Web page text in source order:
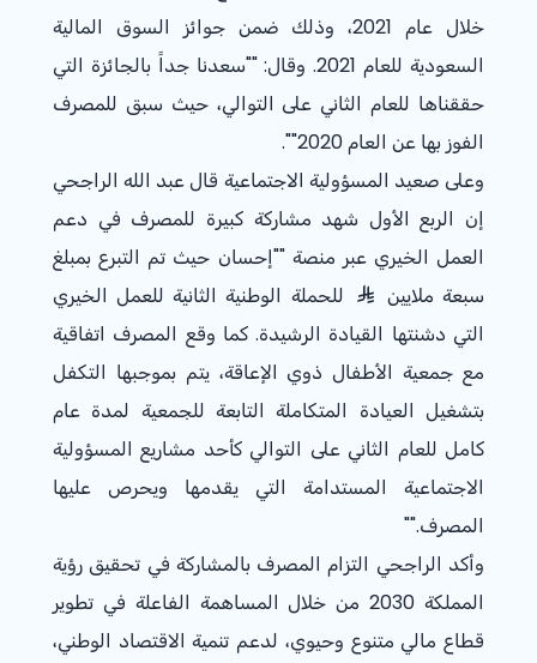
خلال عام 2021، وذلك ضمن جوائز السوق المالية
السعودية للعام 2021. وقال: ""سعدنا جداً بالجائزة التي
حققناها للعام الثاني على التوالي، حيث سبق للمصرف
الفوز بها عن العام 2020"".
وعلى صعيد المسؤولية الاجتماعية قال عبد الله الراجحي
إن الربع الأول شهد مشاركة كبيرة للمصرف في دعم
العمل الخيري عبر منصة ""إحسان حيث تم التبرع بمبلغ
سبعة ملايين
للحملة الوطنية الثانية للعمل الخيري
التي دشنتها القيادة الرشيدة. كما وقع المصرف اتفاقية
مع جمعية الأطفال ذوي الإعاقة، يتم بموجبها التكفل
بتشغيل العيادة المتكاملة التابعة للجمعية لمدة عام
كامل للعام الثاني على التوالي كأحد مشاريع المسؤولية
الاجتماعية المستدامة التي يقدمها ويحرص عليها
المصرف.""
وأكد الراجحي التزام المصرف بالمشاركة في تحقيق رؤية
المملكة 2030 من خلال المساهمة الفاعلة في تطوير
قطاع مالي متنوع وحيوي، لدعم تنمية الاقتصاد الوطني،